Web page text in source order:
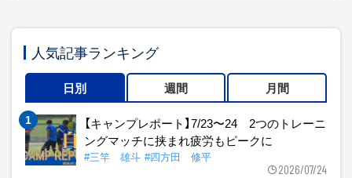
人気記事ランキング
日別 週間 月間
【キャンプレポート】7/23〜24 2つのトレーニ
ングマッチに挟まれ疲労もピークに
#三竿 雄斗 #四方田 修平
2026/07/24